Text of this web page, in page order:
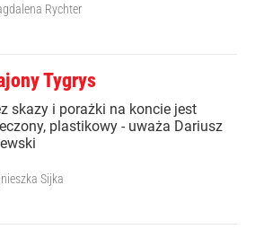
Rychter
Tygrys
skazy i porażki na koncie jest
plastikowy - uważa Dariusz
Sijka